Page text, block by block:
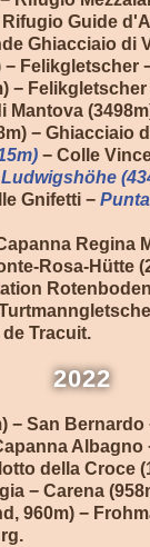
Rifugio Guide
Ghiacciaio di
Felikgletscher
−
Mantova
− Ghiacciaio
− Colle
Ludwigshöhe
Gnifetti −
Regina
Rosa-Hütte
Tracuit.
2022
− San
Albagno
della Croce
− Carena
960m) −